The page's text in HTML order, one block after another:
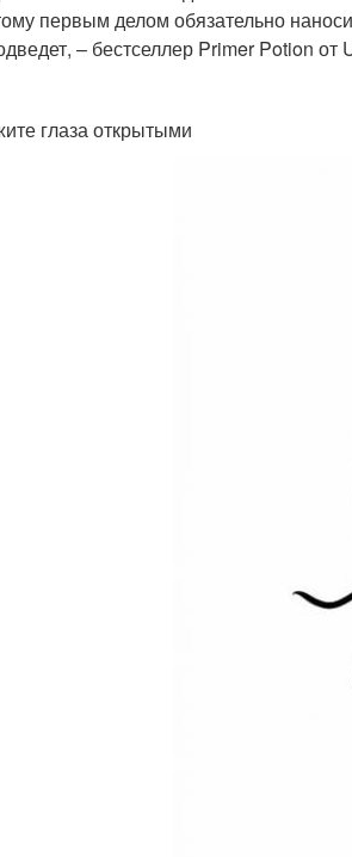
первым делом обязательно
– бестселлер Primer Potion от
глаза открытыми